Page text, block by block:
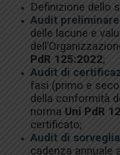
Definizione dello
Audit preliminare
delle lacune e
PdR 125:2022;
Audit di
fasi (primo e
della conformità
norma Uni PdR
certificato;
Audit di
cadenza annuale